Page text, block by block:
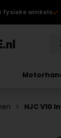
fysieke winkels
HJC V10